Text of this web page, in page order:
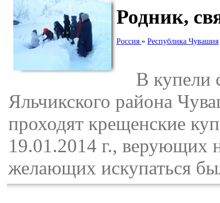
Родник,
Россия » Республика Чувашия
В купели
Яльчикского района
проходят крещенские
19.01.2014 г., верующих
желающих искупаться